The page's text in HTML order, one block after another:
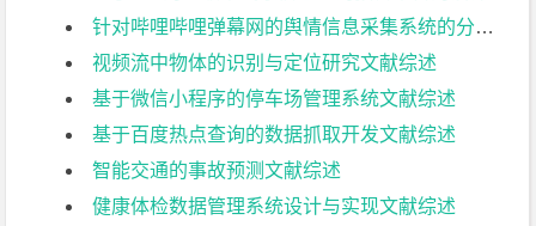
针对哔哩哔哩弹幕网的舆情信息采集系统的分析与设计文献综述
视频流中物体的识别与定位研究文献综述
基于微信小程序的停车场管理系统文献综述
基于百度热点查询的数据抓取开发文献综述
智能交通的事故预测文献综述
健康体检数据管理系统设计与实现文献综述